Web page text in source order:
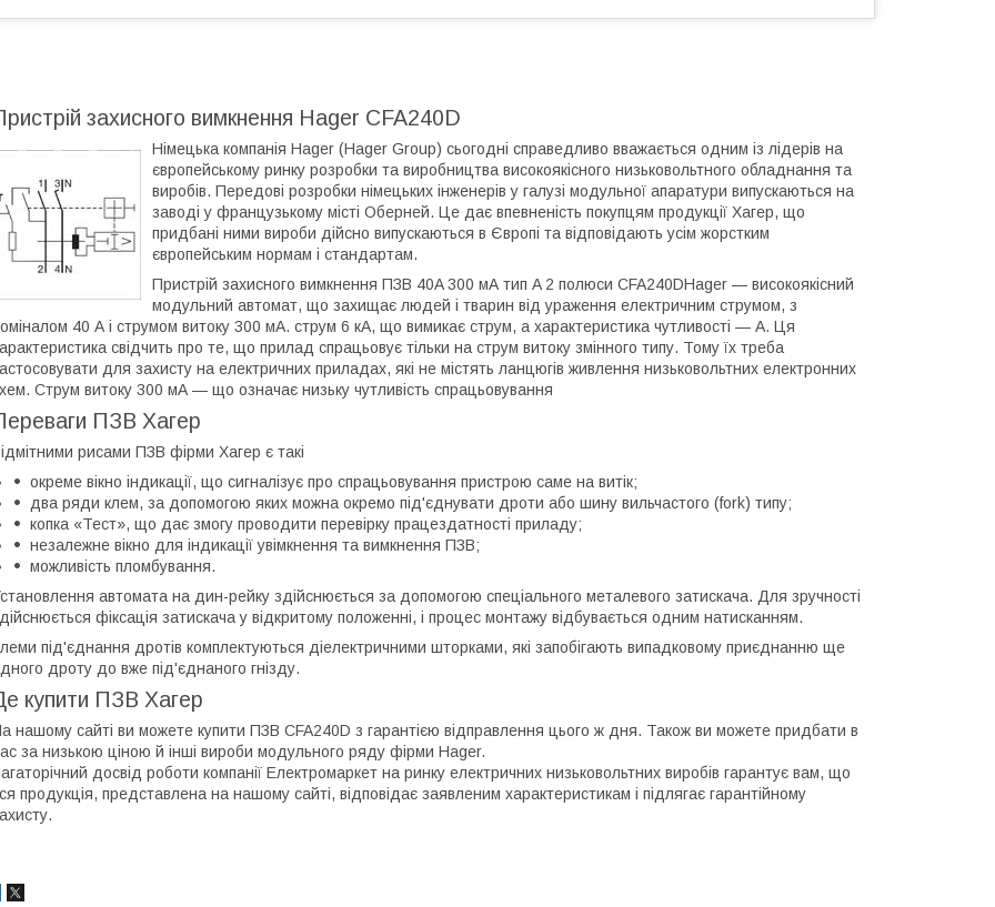
захисного вимкнення Hager CFA240D
Німецька компанія Hager (Hager Group) сьогодні справедливо вважається одним із лідерів на
європейському ринку розробки та виробництва високоякісного низьковольтного обладнання та
виробів. Передові розробки німецьких інженерів у галузі модульної апаратури випускаються на
заводі у французькому місті Оберней. Це дає впевненість покупцям продукції Хагер, що
придбані ними вироби дійсно випускаються в Європі та відповідають усім жорстким
європейським нормам і стандартам.
Пристрій захисного вимкнення ПЗВ 40A 300 мА тип A 2 полюси CFA240DHager — високоякісний
модульний автомат, що захищає людей і тварин від ураження електричним струмом, з
40 А і струмом витоку 300 мА. струм 6 кА, що вимикає струм, а характеристика чутливості — A. Ця
свідчить про те, що прилад спрацьовує тільки на струм витоку змінного типу. Тому їх треба
для захисту на електричних приладах, які не містять ланцюгів живлення низьковольтних електронних
Струм витоку 300 мА — що означає низьку чутливість спрацьовування
ПЗВ Хагер
рисами ПЗВ фірми Хагер є такі
окреме вікно індикації, що сигналізує про спрацьовування пристрою саме на витік;
два ряди клем, за допомогою яких можна окремо під'єднувати дроти або шину вильчастого (fork) типу;
копка «Тест», що дає змогу проводити перевірку працездатності приладу;
незалежне вікно для індикації увімкнення та вимкнення ПЗВ;
можливість пломбування.
автомата на дин-рейку здійснюється за допомогою спеціального металевого затискача. Для зручності
фіксація затискача у відкритому положенні, і процес монтажу відбувається одним натисканням.
під'єднання дротів комплектуються діелектричними шторками, які запобігають випадковому приєднанню ще
дроту до вже під'єднаного гнізду.
купити ПЗВ Хагер
нашому сайті ви можете купити ПЗВ CFA240D з гарантією відправлення цього ж дня. Також ви можете придбати в
за низькою ціною й інші вироби модульного ряду фірми Hager.
досвід роботи компанії Електромаркет на ринку електричних низьковольтних виробів гарантує вам, що
продукція, представлена на нашому сайті, відповідає заявленим характеристикам і підлягає гарантійному